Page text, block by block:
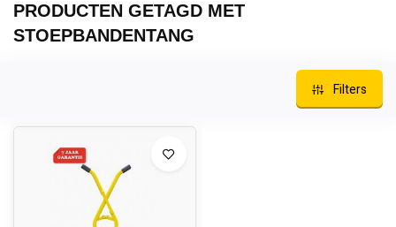
PRODUCTEN GETAGD MET
STOEPBANDENTANG
Filters